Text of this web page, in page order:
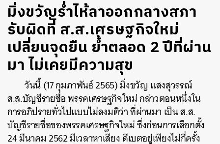
มิ่งขวัญร่ำไห้ลาออกกลางสภา
รับผิดที่ ส.ส.เศรษฐกิจใหม่
เปลี่ยนจุดยืน ย้ำตลอด 2 ปีที่ผ่าน
มา ไม่เคยมีความสุข
วันนี้ (17 กุมภาพันธ์ 2565) มิ่งขวัญ แสงสุวรรณ์
ส.ส.บัญชีรายชื่อ พรรคเศรษฐกิจใหม่ กล่าวตอนหนึ่งใน
การอภิปรายทั่วไปแบบไม่ลงมติว่า ที่ผ่านมา เป็น ส.ส.
บัญชีรายชื่อของพรรคเศรษฐกิจใหม่ ซึ่งก่อนการเลือกตั้ง
24 มีนาคม 2562 มีเวลาหาเสียง ดีเบตอยู่เพียงไม่กี่ครั้ง